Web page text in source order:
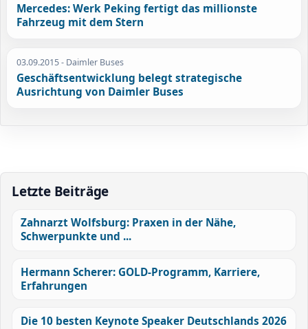
Mercedes: Werk Peking fertigt das millionste
Fahrzeug mit dem Stern
03.09.2015- Daimler Buses
Geschäftsentwicklung belegt strategische
Ausrichtung von Daimler Buses
Letzte Beiträge
Zahnarzt Wolfsburg: Praxen in der Nähe,
Schwerpunkte und ...
Hermann Scherer: GOLD-Programm, Karriere,
Erfahrungen
Die 10 besten Keynote Speaker Deutschlands 2026